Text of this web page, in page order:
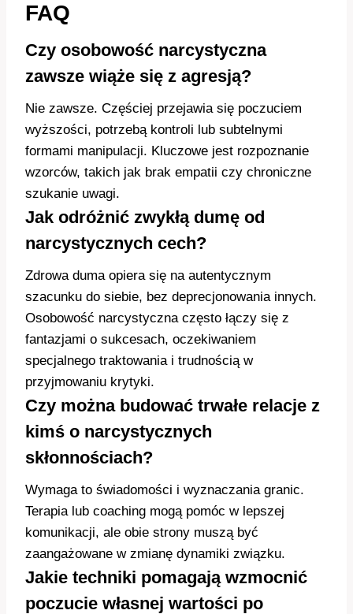
FAQ
Czy osobowość narcystyczna
zawsze wiąże się z agresją?
Nie zawsze. Częściej przejawia się poczuciem
wyższości, potrzebą kontroli lub subtelnymi
formami manipulacji. Kluczowe jest rozpoznanie
wzorców, takich jak brak empatii czy chroniczne
szukanie uwagi.
Jak odróżnić zwykłą dumę od
narcystycznych cech?
Zdrowa duma opiera się na autentycznym
szacunku do siebie, bez deprecjonowania innych.
Osobowość narcystyczna często łączy się z
fantazjami o sukcesach, oczekiwaniem
specjalnego traktowania i trudnością w
przyjmowaniu krytyki.
Czy można budować trwałe relacje z
kimś o narcystycznych
skłonnościach?
Wymaga to świadomości i wyznaczania granic.
Terapia lub coaching mogą pomóc w lepszej
komunikacji, ale obie strony muszą być
zaangażowane w zmianę dynamiki związku.
Jakie techniki pomagają wzmocnić
poczucie własnej wartości po